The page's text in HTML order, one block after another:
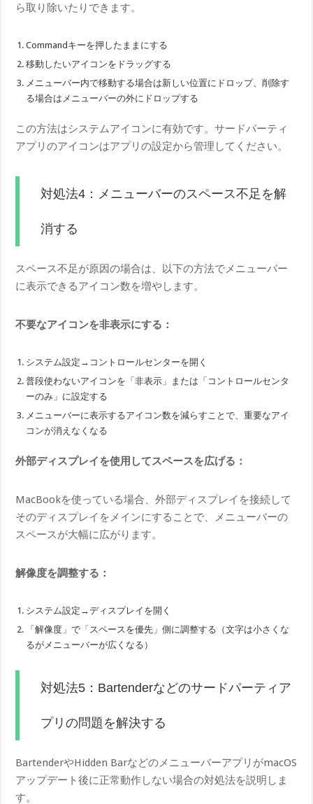
ら取り除いたりできます。
Commandキーを押したままにする
移動したいアイコンをドラッグする
メニューバー内で移動する場合は新しい位置にドロップ、削除す
る場合はメニューバーの外にドロップする
この方法はシステムアイコンに有効です。サードパーティ
アプリのアイコンはアプリの設定から管理してください。
対処法4：メニューバーのスペース不足を解
消する
スペース不足が原因の場合は、以下の方法でメニューバー
に表示できるアイコン数を増やします。
不要なアイコンを非表示にする：
システム設定→コントロールセンターを開く
普段使わないアイコンを「非表示」または「コントロールセンタ
ーのみ」に設定する
メニューバーに表示するアイコン数を減らすことで、重要なアイ
コンが消えなくなる
外部ディスプレイを使用してスペースを広げる：
MacBookを使っている場合、外部ディスプレイを接続して
そのディスプレイをメインにすることで、メニューバーの
スペースが大幅に広がります。
解像度を調整する：
システム設定→ディスプレイを開く
「解像度」で「スペースを優先」側に調整する（文字は小さくな
るがメニューバーが広くなる）
対処法5：Bartenderなどのサードパーティア
プリの問題を解決する
BartenderやHidden BarなどのメニューバーアプリがmacOS
アップデート後に正常動作しない場合の対処法を説明しま
す。